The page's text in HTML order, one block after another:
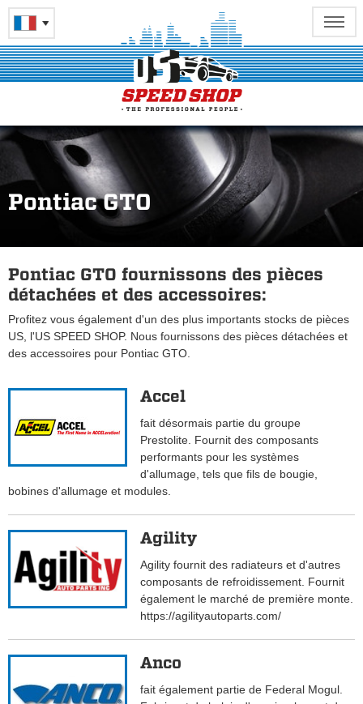
Pontiac GTO
Pontiac GTO fournissons des pièces
détachées et des accessoires:
Profitez vous également d'un des plus importants stocks de pièces
US, l'US SPEED SHOP. Nous fournissons des pièces détachées et
des accessoires pour Pontiac GTO.
Accel
fait désormais partie du groupe
Prestolite. Fournit des composants
performants pour les systèmes
d'allumage, tels que fils de bougie,
bobines d'allumage et modules.
Agility
Agility fournit des radiateurs et d'autres
composants de refroidissement. Fournit
également le marché de première monte.
https://agilityautoparts.com/
Anco
fait également partie de Federal Mogul.